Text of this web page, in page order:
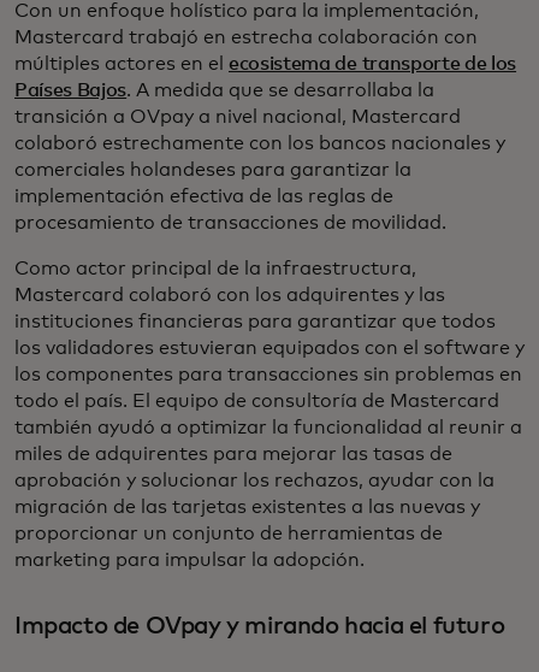
Con un enfoque holístico para la implementación,
Mastercard trabajó en estrecha colaboración con
múltiples actores en el ecosistema de transporte de los
Países Bajos. A medida que se desarrollaba la
transición a OVpay a nivel nacional, Mastercard
colaboró estrechamente con los bancos nacionales y
comerciales holandeses para garantizar la
implementación efectiva de las reglas de
procesamiento de transacciones de movilidad.
Como actor principal de la infraestructura,
Mastercard colaboró con los adquirentes y las
instituciones financieras para garantizar que todos
los validadores estuvieran equipados con el software y
los componentes para transacciones sin problemas en
todo el país. El equipo de consultoría de Mastercard
también ayudó a optimizar la funcionalidad al reunir a
miles de adquirentes para mejorar las tasas de
aprobación y solucionar los rechazos, ayudar con la
migración de las tarjetas existentes a las nuevas y
proporcionar un conjunto de herramientas de
marketing para impulsar la adopción.
Impacto de OVpay y mirando hacia el futuro